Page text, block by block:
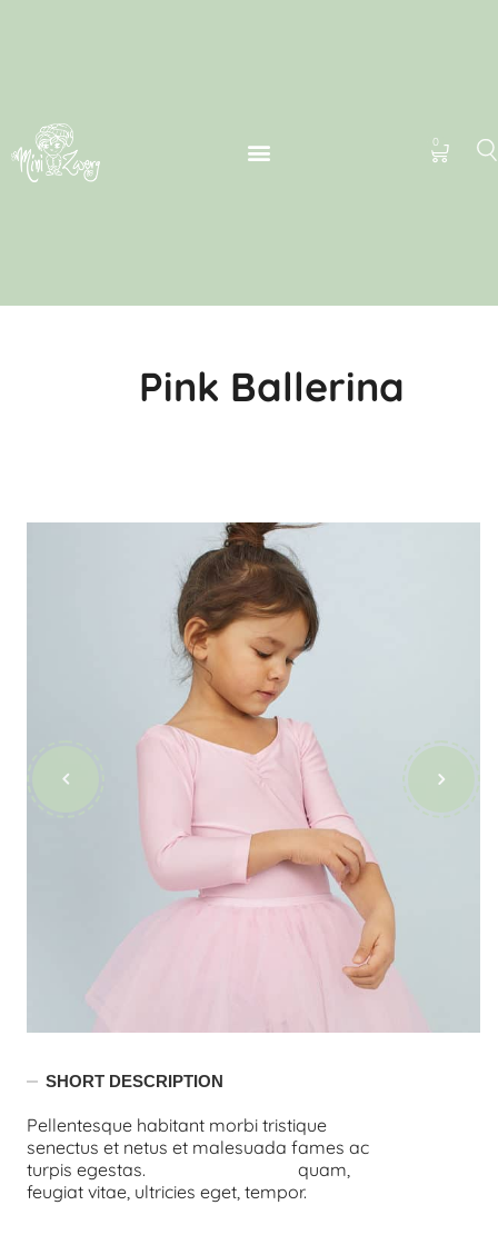
0
Pink Ballerina
SHORT DESCRIPTION
Pellentesque habitant morbi tristique
senectus et netus et malesuada fames ac
turpis egestas.
quam,
feugiat vitae, ultricies eget, tempor.